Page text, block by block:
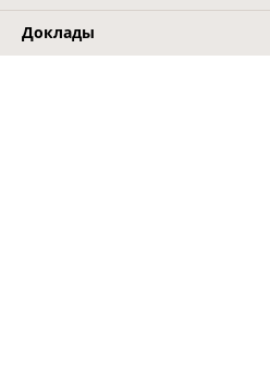
Доклады